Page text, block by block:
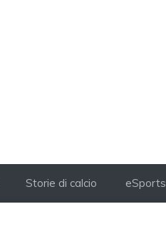
Storie di calcio eSports